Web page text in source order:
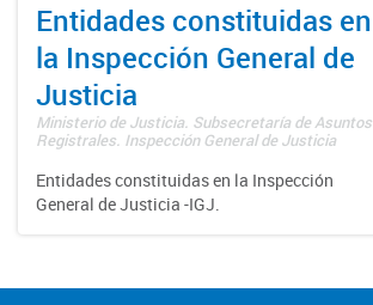
Entidades constituidas en
la Inspección General de
Justicia
Ministerio de Justicia. Subsecretaría de Asuntos
Registrales. Inspección General de Justicia
Entidades constituidas en la Inspección
General de Justicia -IGJ.